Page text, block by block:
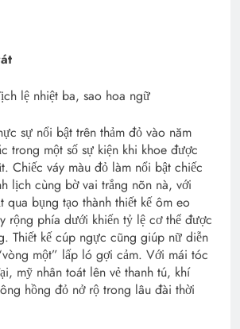
sự nổi bật trên thảm đỏ vào năm
trong một số sự kiện khi khoe được
Chiếc váy màu đỏ làm nổi bật chiếc
lịch cùng bờ vai trắng nõn nà, với
qua bụng tạo thành thiết kế ôm eo
rộng phía dưới khiến tỷ lệ cơ thể được
Thiết kế cúp ngực cũng giúp nữ diễn
một” lấp ló gợi cảm. Với mái tóc
mỹ nhân toát lên vẻ thanh tú, khí
hồng đỏ nở rộ trong lâu đài thời